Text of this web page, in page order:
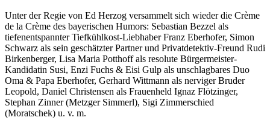
Unter der Regie von Ed Herzog versammelt sich wieder die Crème
de la Crème des bayerischen Humors: Sebastian Bezzel als
tiefenentspannter Tiefkühlkost-Liebhaber Franz Eberhofer, Simon
Schwarz als sein geschätzter Partner und Privatdetektiv-Freund Rudi
Birkenberger, Lisa Maria Potthoff als resolute Bürgermeister-
Kandidatin Susi, Enzi Fuchs & Eisi Gulp als unschlagbares Duo
Oma & Papa Eberhofer, Gerhard Wittmann als nerviger Bruder
Leopold, Daniel Christensen als Frauenheld Ignaz Flötzinger,
Stephan Zinner (Metzger Simmerl), Sigi Zimmerschied
(Moratschek) u. v. m.